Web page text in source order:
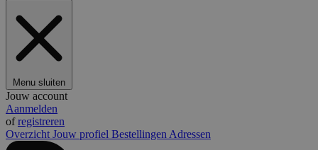
Menu sluiten
Jouw account
Aanmelden
ofregistreren
Overzicht Jouw profiel Bestellingen Adressen